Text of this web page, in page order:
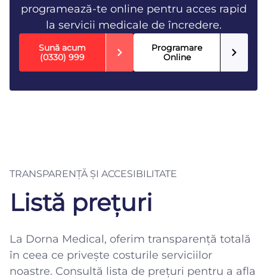
programează-te online pentru acces rapid
la servicii medicale de încredere.
Sună acum
(0330) 999
Programare
Online
TRANSPARENȚĂ ȘI ACCESIBILITATE
Listă prețuri
La Dorna Medical, oferim transparență totală
în ceea ce privește costurile serviciilor
noastre. Consultă lista de prețuri pentru a afla